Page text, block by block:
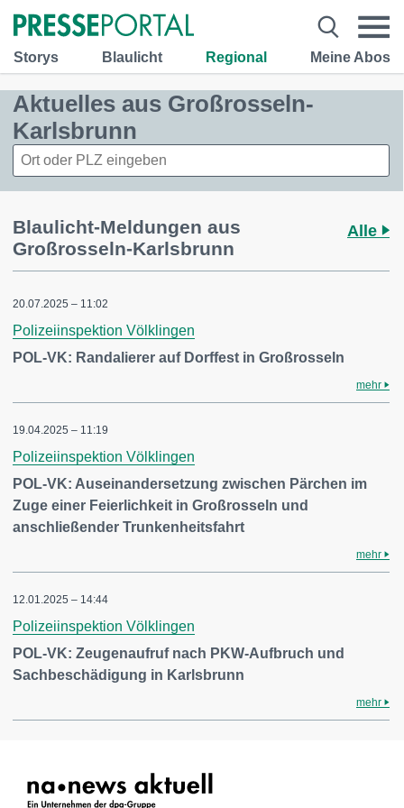
Storys Blaulicht Regional Meine Abos
Aktuelles aus Großrosseln-
Karlsbrunn
Blaulicht-Meldungen aus
Großrosseln-Karlsbrunn
Alle
20.07.2025 – 11:02
Polizeiinspektion Völklingen
POL-VK: Randalierer auf Dorffest in Großrosseln
mehr
19.04.2025 – 11:19
Polizeiinspektion Völklingen
POL-VK: Auseinandersetzung zwischen Pärchen im
Zuge einer Feierlichkeit in Großrosseln und
anschließender Trunkenheitsfahrt
mehr
12.01.2025 – 14:44
Polizeiinspektion Völklingen
POL-VK: Zeugenaufruf nach PKW-Aufbruch und
Sachbeschädigung in Karlsbrunn
mehr